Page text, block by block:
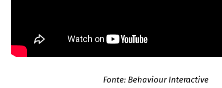
Fonte: Behaviour Interactive